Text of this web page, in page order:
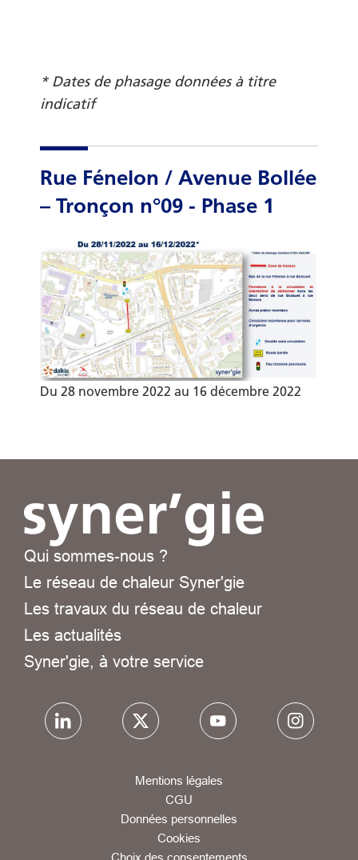
* Dates de phasage données à titre
indicatif
Rue Fénelon / Avenue Bollée
– Tronçon n°09 - Phase 1
Du 28 novembre 2022 au 16 décembre 2022
Qui sommes-nous ?
Le réseau de chaleur Syner'gie
Les travaux du réseau de chaleur
Les actualités
Syner'gie, à votre service
Mentions légales
CGU
Données personnelles
Cookies
Choix des consentements